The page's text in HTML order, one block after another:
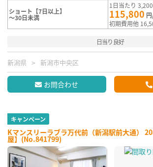
ショート【7日以上】
～30日未満
1日当たり
115,800
初期費用他
日当り良好
新潟県 新潟市中央区
お問合わせ
キャンペーン
Kマンスリーラブラ万代前（新潟駅前大通）
屋】(No.841799)